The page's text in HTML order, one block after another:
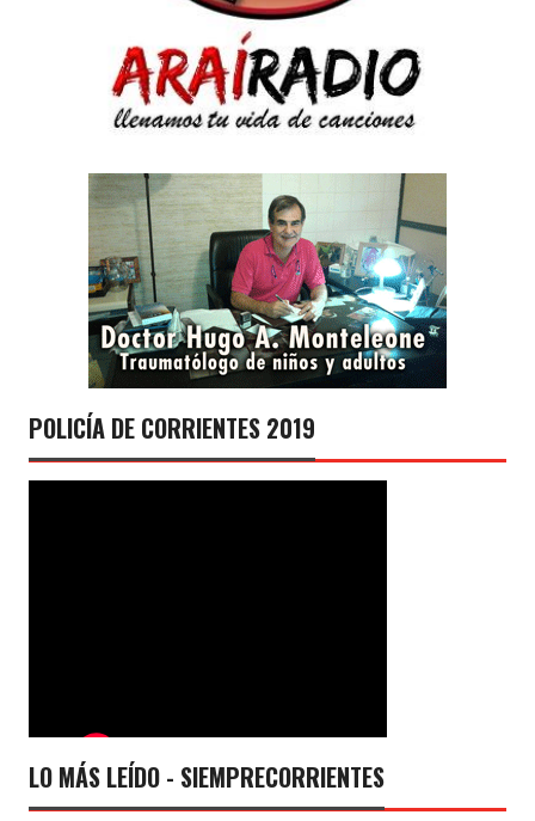
POLICÍA DE CORRIENTES 2019
LO MÁS LEÍDO - SIEMPRECORRIENTES